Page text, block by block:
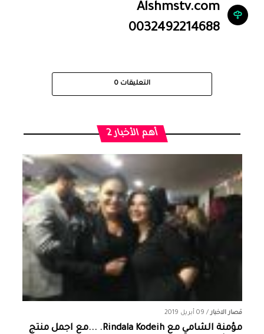
Alshmstv.com
0032492214688
التعليقات 0
أهم الأخبار 2
قصار الاخبار/ 09 أبريل 2019
مؤمنة الشامي‏ مع ‏‎Rindala Kodeih‎‏. ...مع اجمل منتج